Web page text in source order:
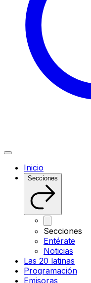
Inicio
Secciones
Secciones
Entérate
Noticias
Las 20 latinas
Programación
Emisoras